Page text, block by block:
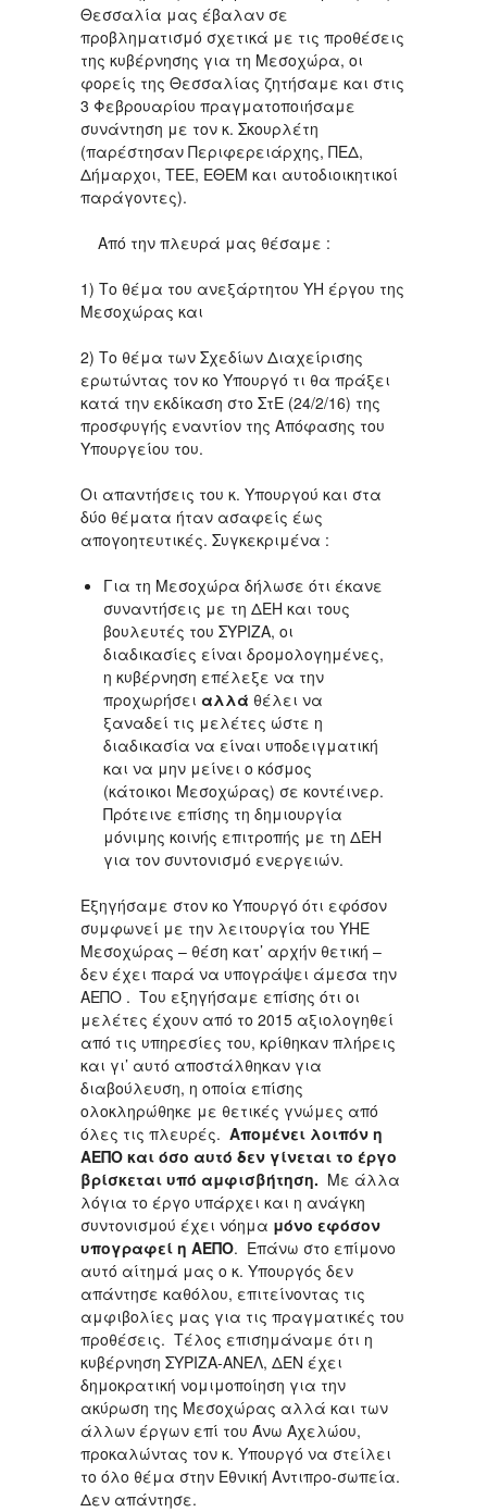
Θεσσαλία μας έβαλαν σε
προβληματισμό σχετικά με τις προθέσεις
της κυβέρνησης για τη Μεσοχώρα, οι
φορείς της Θεσσαλίας ζητήσαμε και στις
3 Φεβρουαρίου πραγματοποιήσαμε
συνάντηση με τον κ. Σκουρλέτη
(παρέστησαν Περιφερειάρχης, ΠΕΔ,
Δήμαρχοι, ΤΕΕ, ΕΘΕΜ και αυτοδιοικητικοί
παράγοντες).
Από την πλευρά μας θέσαμε :
1) Το θέμα του ανεξάρτητου ΥΗ έργου της
Μεσοχώρας και
2) Το θέμα των Σχεδίων Διαχείρισης
ερωτώντας τον κο Υπουργό τι θα πράξει
κατά την εκδίκαση στο ΣτΕ (24/2/16) της
προσφυγής εναντίον της Απόφασης του
Υπουργείου του.
Οι απαντήσεις του κ. Υπουργού και στα
δύο θέματα ήταν ασαφείς έως
απογοητευτικές. Συγκεκριμένα :
Για τη Μεσοχώρα δήλωσε ότι έκανε
συναντήσεις με τη ΔΕΗ και τους
βουλευτές του ΣΥΡΙΖΑ, οι
διαδικασίες είναι δρομολογημένες,
η κυβέρνηση επέλεξε να την
προχωρήσει αλλά θέλει να
ξαναδεί τις μελέτες ώστε η
διαδικασία να είναι υποδειγματική
και να μην μείνει ο κόσμος
(κάτοικοι Μεσοχώρας) σε κοντέινερ.
Πρότεινε επίσης τη δημιουργία
μόνιμης κοινής επιτροπής με τη ΔΕΗ
για τον συντονισμό ενεργειών.
Εξηγήσαμε στον κο Υπουργό ότι εφόσον
συμφωνεί με την λειτουργία του ΥΗΕ
Μεσοχώρας – θέση κατ’ αρχήν θετική –
δεν έχει παρά να υπογράψει άμεσα την
ΑΕΠΟ . Του εξηγήσαμε επίσης ότι οι
μελέτες έχουν από το 2015 αξιολογηθεί
από τις υπηρεσίες του, κρίθηκαν πλήρεις
και γι’ αυτό αποστάλθηκαν για
διαβούλευση, η οποία επίσης
ολοκληρώθηκε με θετικές γνώμες από
όλες τις πλευρές. Απομένει λοιπόν η
ΑΕΠΟ και όσο αυτό δεν γίνεται το έργο
βρίσκεται υπό αμφισβήτηση. Με άλλα
λόγια το έργο υπάρχει και η ανάγκη
συντονισμού έχει νόημα μόνο εφόσον
υπογραφεί η ΑΕΠΟ. Επάνω στο επίμονο
αυτό αίτημά μας ο κ. Υπουργός δεν
απάντησε καθόλου, επιτείνοντας τις
αμφιβολίες μας για τις πραγματικές του
προθέσεις. Τέλος επισημάναμε ότι η
κυβέρνηση ΣΥΡΙΖΑ-ΑΝΕΛ, ΔΕΝ έχει
δημοκρατική νομιμοποίηση για την
ακύρωση της Μεσοχώρας αλλά και των
άλλων έργων επί του Άνω Αχελώου,
προκαλώντας τον κ. Υπουργό να στείλει
το όλο θέμα στην Εθνική Αντιπρο-σωπεία.
Δεν απάντησε.